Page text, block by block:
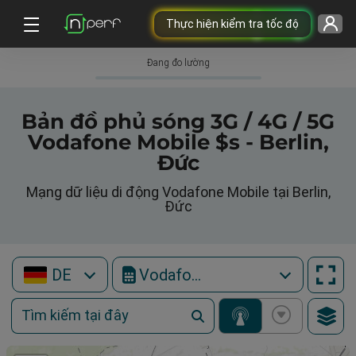
Thực hiện kiểm tra tốc độ
Đang đo lường
Bản đồ phủ sóng 3G / 4G / 5G
Vodafone Mobile $s - Berlin,
Đức
Mạng dữ liệu di động Vodafone Mobile tại Berlin,
Đức
DE Vodafone Mobile